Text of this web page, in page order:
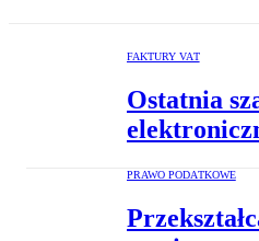
FAKTURY VAT
Ostatnia
PRAWO PODATKOWE